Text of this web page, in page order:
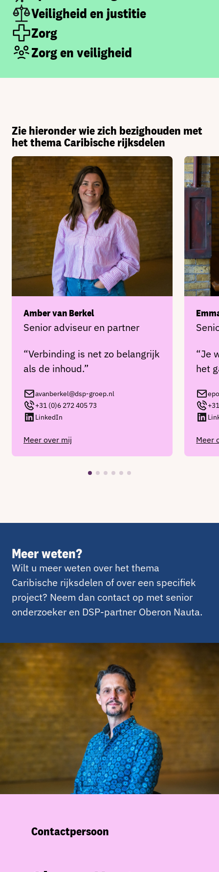
Veiligheid en justitie
Zorg
Zorg en veiligheid
Zie hieronder wie zich bezighouden met
het thema Caribische rijksdelen
Amber van Berkel
Senior adviseur en partner
“Verbinding is net zo belangrijk
als de inhoud.”
avanberkel@dsp-groep.nl
+31 (0)6 272 405 73
LinkedIn
Meer over mij
“Je
het
Meer
Meer weten?
Wilt u meer weten over het thema
Caribische rijksdelen of over een specifiek
project? Neem dan contact op met senior
onderzoeker en DSP-partner Oberon Nauta.
Contactpersoon